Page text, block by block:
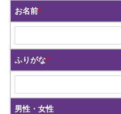
お名前*
ふりがな*
男性・女性